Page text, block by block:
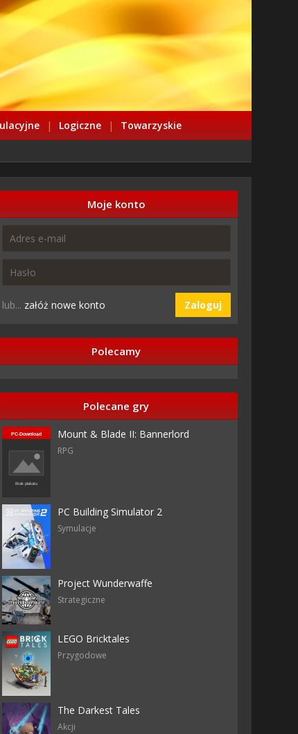
| Logiczne | Towarzyskie
Moje konto
lub... załóż nowe konto Zaloguj
Polecamy
Polecane gry
Mount & Blade II: Bannerlord
RPG
PC Building Simulator 2
Symulacje
Project Wunderwaffe
Strategiczne
LEGO Bricktales
Przygodowe
The Darkest Tales
Akcji